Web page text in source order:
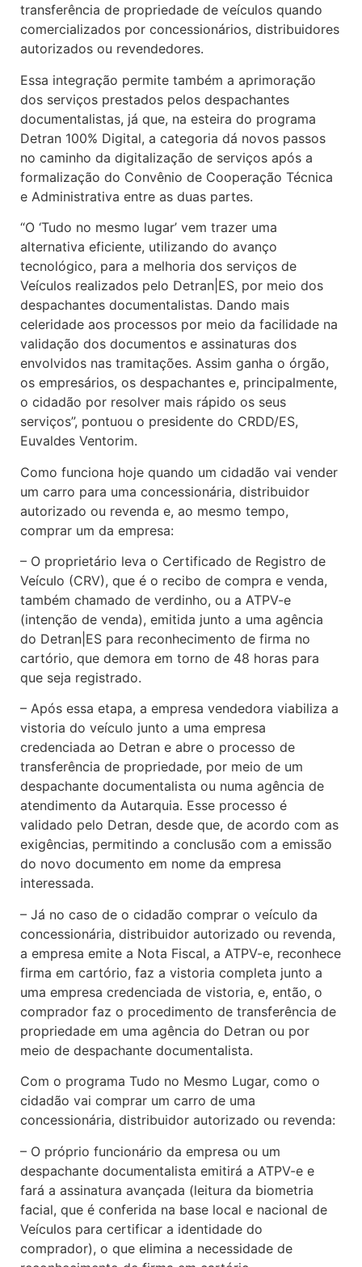
transferência de propriedade de veículos quando
comercializados por concessionários, distribuidores
autorizados ou revendedores.
Essa integração permite também a aprimoração
dos serviços prestados pelos despachantes
documentalistas, já que, na esteira do programa
Detran 100% Digital, a categoria dá novos passos
no caminho da digitalização de serviços após a
formalização do Convênio de Cooperação Técnica
e Administrativa entre as duas partes.
“O ‘Tudo no mesmo lugar’ vem trazer uma
alternativa eficiente, utilizando do avanço
tecnológico, para a melhoria dos serviços de
Veículos realizados pelo Detran|ES, por meio dos
despachantes documentalistas. Dando mais
celeridade aos processos por meio da facilidade na
validação dos documentos e assinaturas dos
envolvidos nas tramitações. Assim ganha o órgão,
os empresários, os despachantes e, principalmente,
o cidadão por resolver mais rápido os seus
serviços”, pontuou o presidente do CRDD/ES,
Euvaldes Ventorim.
Como funciona hoje quando um cidadão vai vender
um carro para uma concessionária, distribuidor
autorizado ou revenda e, ao mesmo tempo,
comprar um da empresa:
– O proprietário leva o Certificado de Registro de
Veículo (CRV), que é o recibo de compra e venda,
também chamado de verdinho, ou a ATPV-e
(intenção de venda), emitida junto a uma agência
do Detran|ES para reconhecimento de firma no
cartório, que demora em torno de 48 horas para
que seja registrado.
– Após essa etapa, a empresa vendedora viabiliza a
vistoria do veículo junto a uma empresa
credenciada ao Detran e abre o processo de
transferência de propriedade, por meio de um
despachante documentalista ou numa agência de
atendimento da Autarquia. Esse processo é
validado pelo Detran, desde que, de acordo com as
exigências, permitindo a conclusão com a emissão
do novo documento em nome da empresa
interessada.
– Já no caso de o cidadão comprar o veículo da
concessionária, distribuidor autorizado ou revenda,
a empresa emite a Nota Fiscal, a ATPV-e, reconhece
firma em cartório, faz a vistoria completa junto a
uma empresa credenciada de vistoria, e, então, o
comprador faz o procedimento de transferência de
propriedade em uma agência do Detran ou por
meio de despachante documentalista.
Com o programa Tudo no Mesmo Lugar, como o
cidadão vai comprar um carro de uma
concessionária, distribuidor autorizado ou revenda:
– O próprio funcionário da empresa ou um
despachante documentalista emitirá a ATPV-e e
fará a assinatura avançada (leitura da biometria
facial, que é conferida na base local e nacional de
Veículos para certificar a identidade do
comprador), o que elimina a necessidade de